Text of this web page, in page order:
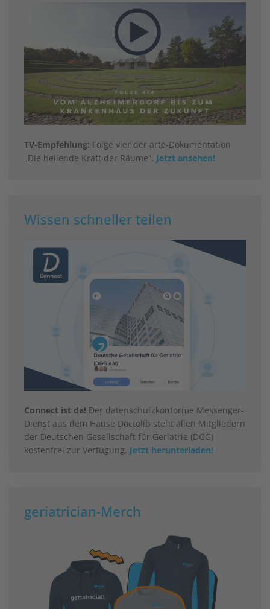
TV-Empfehlung: Folge vier der arte-Dokumentation
„Die heilende Kraft der Räume“. Jetzt ansehen!
Wissen schneller teilen
Connect ist da! Der datenschutzkonforme Messenger-
Dienst aus dem Hause Doctolib steht allen Mitgliedern
der Deutschen Gesellschaft für Geriatrie (DGG)
kostenfrei zur Verfügung. Jetzt herunterladen!
geriatrician-Merch